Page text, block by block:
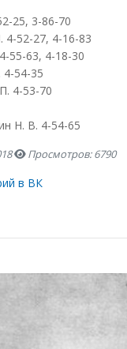
25, 3-86-70
4-52-27, 4-16-83
55-63, 4-18-30
54-35
4-53-70
Н. В. 4-54-65
Просмотров: 6790
в ВК